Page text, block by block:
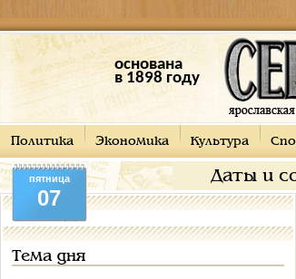
основана
в 1898 году
Политика Экономика Культура
Даты и
пятница
07
Тема дня